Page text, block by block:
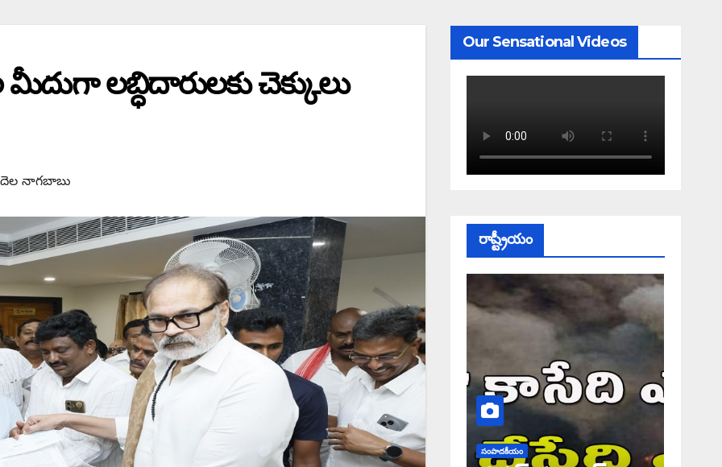
లబ్ధిదారులకు చెక్కులు
నాగబాబు
Our Sensational Videos
రాష్ట్రీయం
సంపాదకీయం